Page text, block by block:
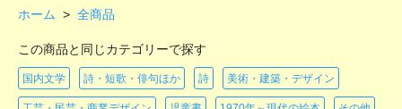
ホーム > 全商品
この商品と同じカテゴリーで探す
国内文学 詩・短歌・俳句ほか 詩 美術・建築・デザイン